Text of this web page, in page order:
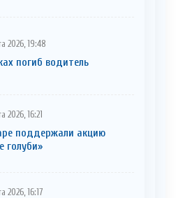
2026, 19:48
погиб водитель
2026, 16:21
поддержали акцию
голуби»
2026, 16:17